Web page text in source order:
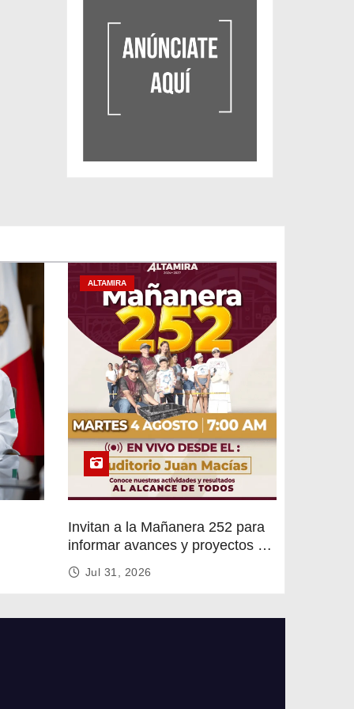
ALTAMIRA
Invitan a la Mañanera 252 para
informar avances y proyectos de
Altamira
Jul 31, 2026